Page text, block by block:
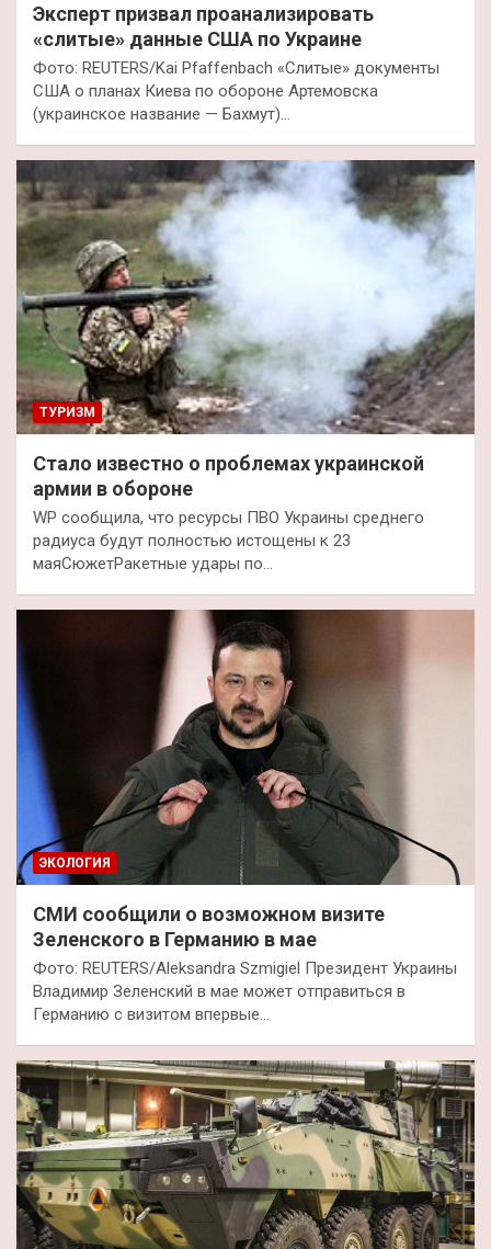
Эксперт призвал проанализировать
«слитые» данные США по Украине
Фото: REUTERS/Kai Pfaffenbach «Слитые» документы
США о планах Киева по обороне Артемовска
(украинское название — Бахмут)…
ТУРИЗМ
Стало известно о проблемах украинской
армии в обороне
WP сообщила, что ресурсы ПВО Украины среднего
радиуса будут полностью истощены к 23
маяСюжетРакетные удары по…
ЭКОЛОГИЯ
СМИ сообщили о возможном визите
Зеленского в Германию в мае
Фото: REUTERS/Aleksandra Szmigiel Президент Украины
Владимир Зеленский в мае может отправиться в
Германию с визитом впервые…